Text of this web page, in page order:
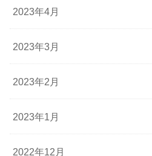
2023年4月
2023年3月
2023年2月
2023年1月
2022年12月